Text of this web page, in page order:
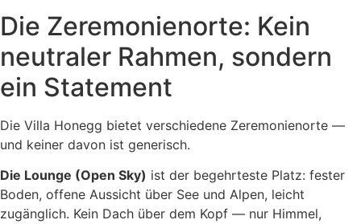
Die Zeremonienorte: Kein
neutraler Rahmen, sondern
ein Statement
Die Villa Honegg bietet verschiedene Zeremonienorte —
und keiner davon ist generisch.
Die Lounge (Open Sky) ist der begehrteste Platz: fester
Boden, offene Aussicht über See und Alpen, leicht
zugänglich. Kein Dach über dem Kopf — nur Himmel,